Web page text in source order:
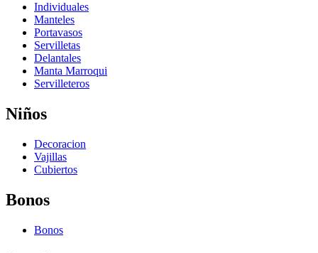
Individuales
Manteles
Portavasos
Servilletas
Delantales
Manta Marroqui
Servilleteros
Niños
Decoracion
Vajillas
Cubiertos
Bonos
Bonos